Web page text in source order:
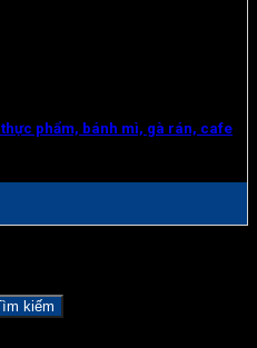
phẩm, bánh mì, gà rán, cafe
kiếm